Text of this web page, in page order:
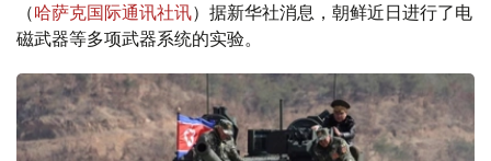
（哈萨克国际通讯社讯）据新华社消息，朝鲜近日进行了电
磁武器等多项武器系统的实验。